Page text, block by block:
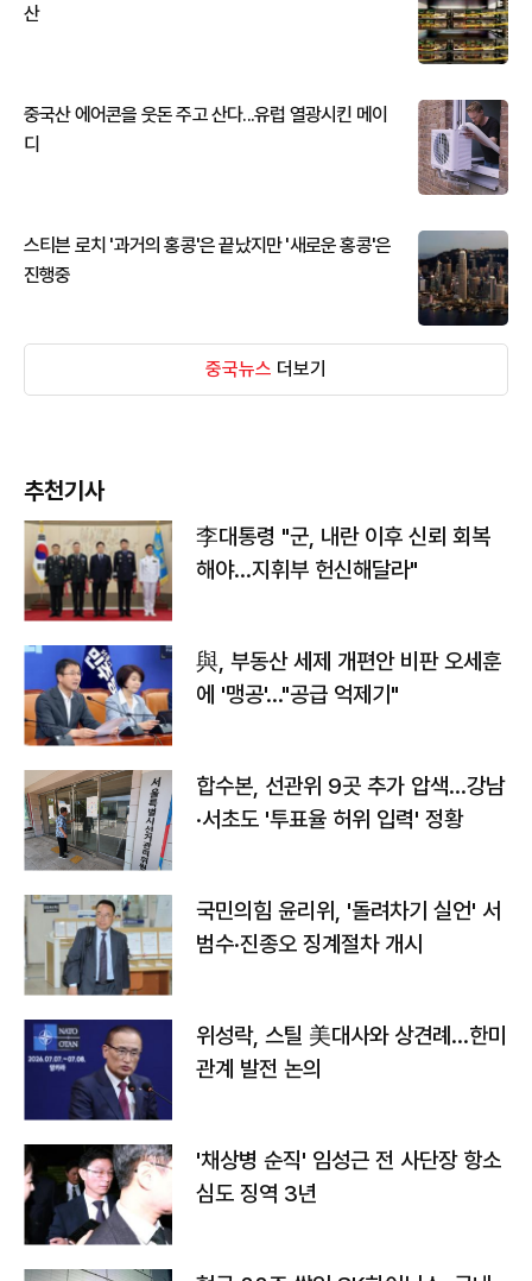
산
중국산 에어콘을 웃돈 주고 산다...유럽 열광시킨 메이
디
스티븐 로치 '과거의 홍콩'은 끝났지만 '새로운 홍콩'은
진행중
중국뉴스 더보기
추천기사
李대통령 "군, 내란 이후 신뢰 회복
해야…지휘부 헌신해달라"
與, 부동산 세제 개편안 비판 오세훈
에 '맹공'…"공급 억제기"
합수본, 선관위 9곳 추가 압색…강남
·서초도 '투표율 허위 입력' 정황
국민의힘 윤리위, '돌려차기 실언' 서
범수·진종오 징계절차 개시
위성락, 스틸 美대사와 상견례…한미
관계 발전 논의
'채상병 순직' 임성근 전 사단장 항소
심도 징역 3년